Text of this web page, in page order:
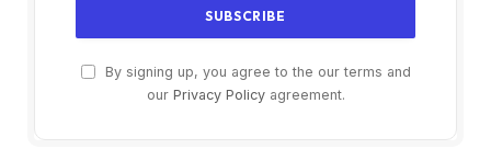
By signing up, you agree to the our terms and
our Privacy Policyagreement.